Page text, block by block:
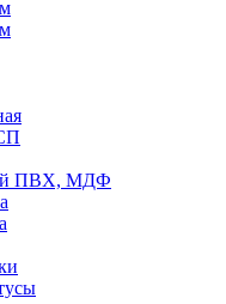
ПВХ, МДФ